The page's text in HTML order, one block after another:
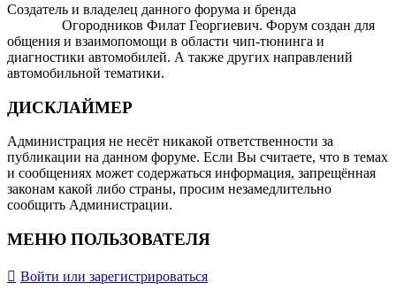
Создатель и владелец данного форума и бренда
Огородников Филат Георгиевич. Форум создан для
общения и взаимопомощи в области чип-тюнинга и
диагностики автомобилей. А также других направлений
автомобильной тематики.
ДИСКЛАЙМЕР
Администрация не несёт никакой ответственности за
публикации на данном форуме. Если Вы считаете, что в темах
и сообщениях может содержаться информация, запрещённая
законам какой либо страны, просим незамедлительно
сообщить Администрации.
МЕНЮ ПОЛЬЗОВАТЕЛЯ
Войти или зарегистрироваться